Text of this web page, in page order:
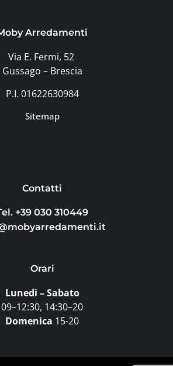
Arredamenti
Via E. Fermi, 52
Gussago – Brescia
P.I. 01622630984
Sitemap
Contatti
+39 030 310449
Orari
Lunedi – Sabato
09–12:30, 14:30–20
Domenica 15-20